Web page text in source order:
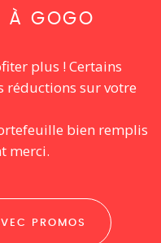
À GOGO
plus ! Certains
réductions sur votre
bien remplis
merci.
PROMOS